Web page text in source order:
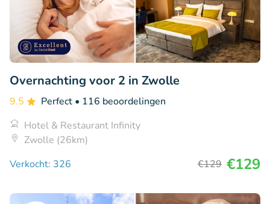
Overnachting voor 2 in Zwolle
9.5 Perfect • 116 beoordelingen
Hotel & Restaurant Infinity
Zwolle (26km)
Verkocht: 326
€129 €129